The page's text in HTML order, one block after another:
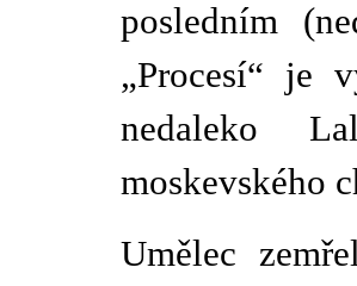
posledním
„Procesí“ je
nedaleko
moskevského
Umělec